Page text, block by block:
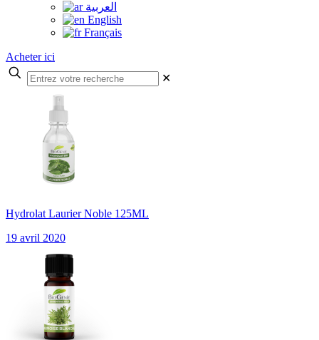
العربية
English
Français
Acheter ici
✕
Hydrolat Laurier Noble 125ML
19 avril 2020